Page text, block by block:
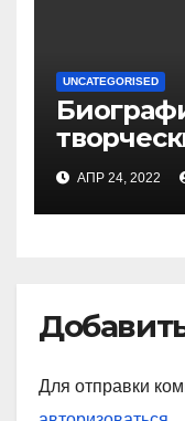
UNCATEGORISED
АПР 24, 2022
Для отправки